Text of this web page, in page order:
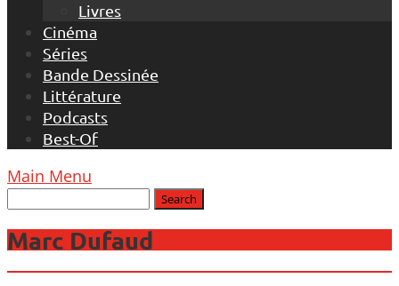
Livres
Cinéma
Séries
Bande Dessinée
Littérature
Podcasts
Best-Of
Main Menu
Marc Dufaud